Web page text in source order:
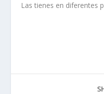
Las tienes en diferentes